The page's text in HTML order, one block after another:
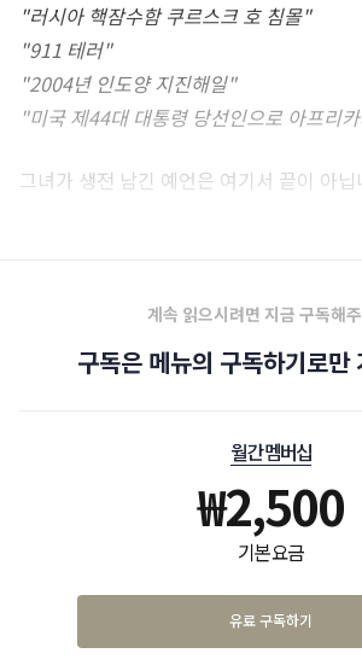
"러시아 핵잠수함 쿠르스크 호 침몰"
"911 테러"
"2004년 인도양 지진해일"
"미국 제44대 대통령 당선인으로 아프리
그녀가 생전 남긴 예언은 여기서 끝이 아닙
계속 읽으시려면 지금 구독해
구독은 메뉴의 구독하기로만
월간 멤버십
₩2,500
기본 요금
유료 구독하기